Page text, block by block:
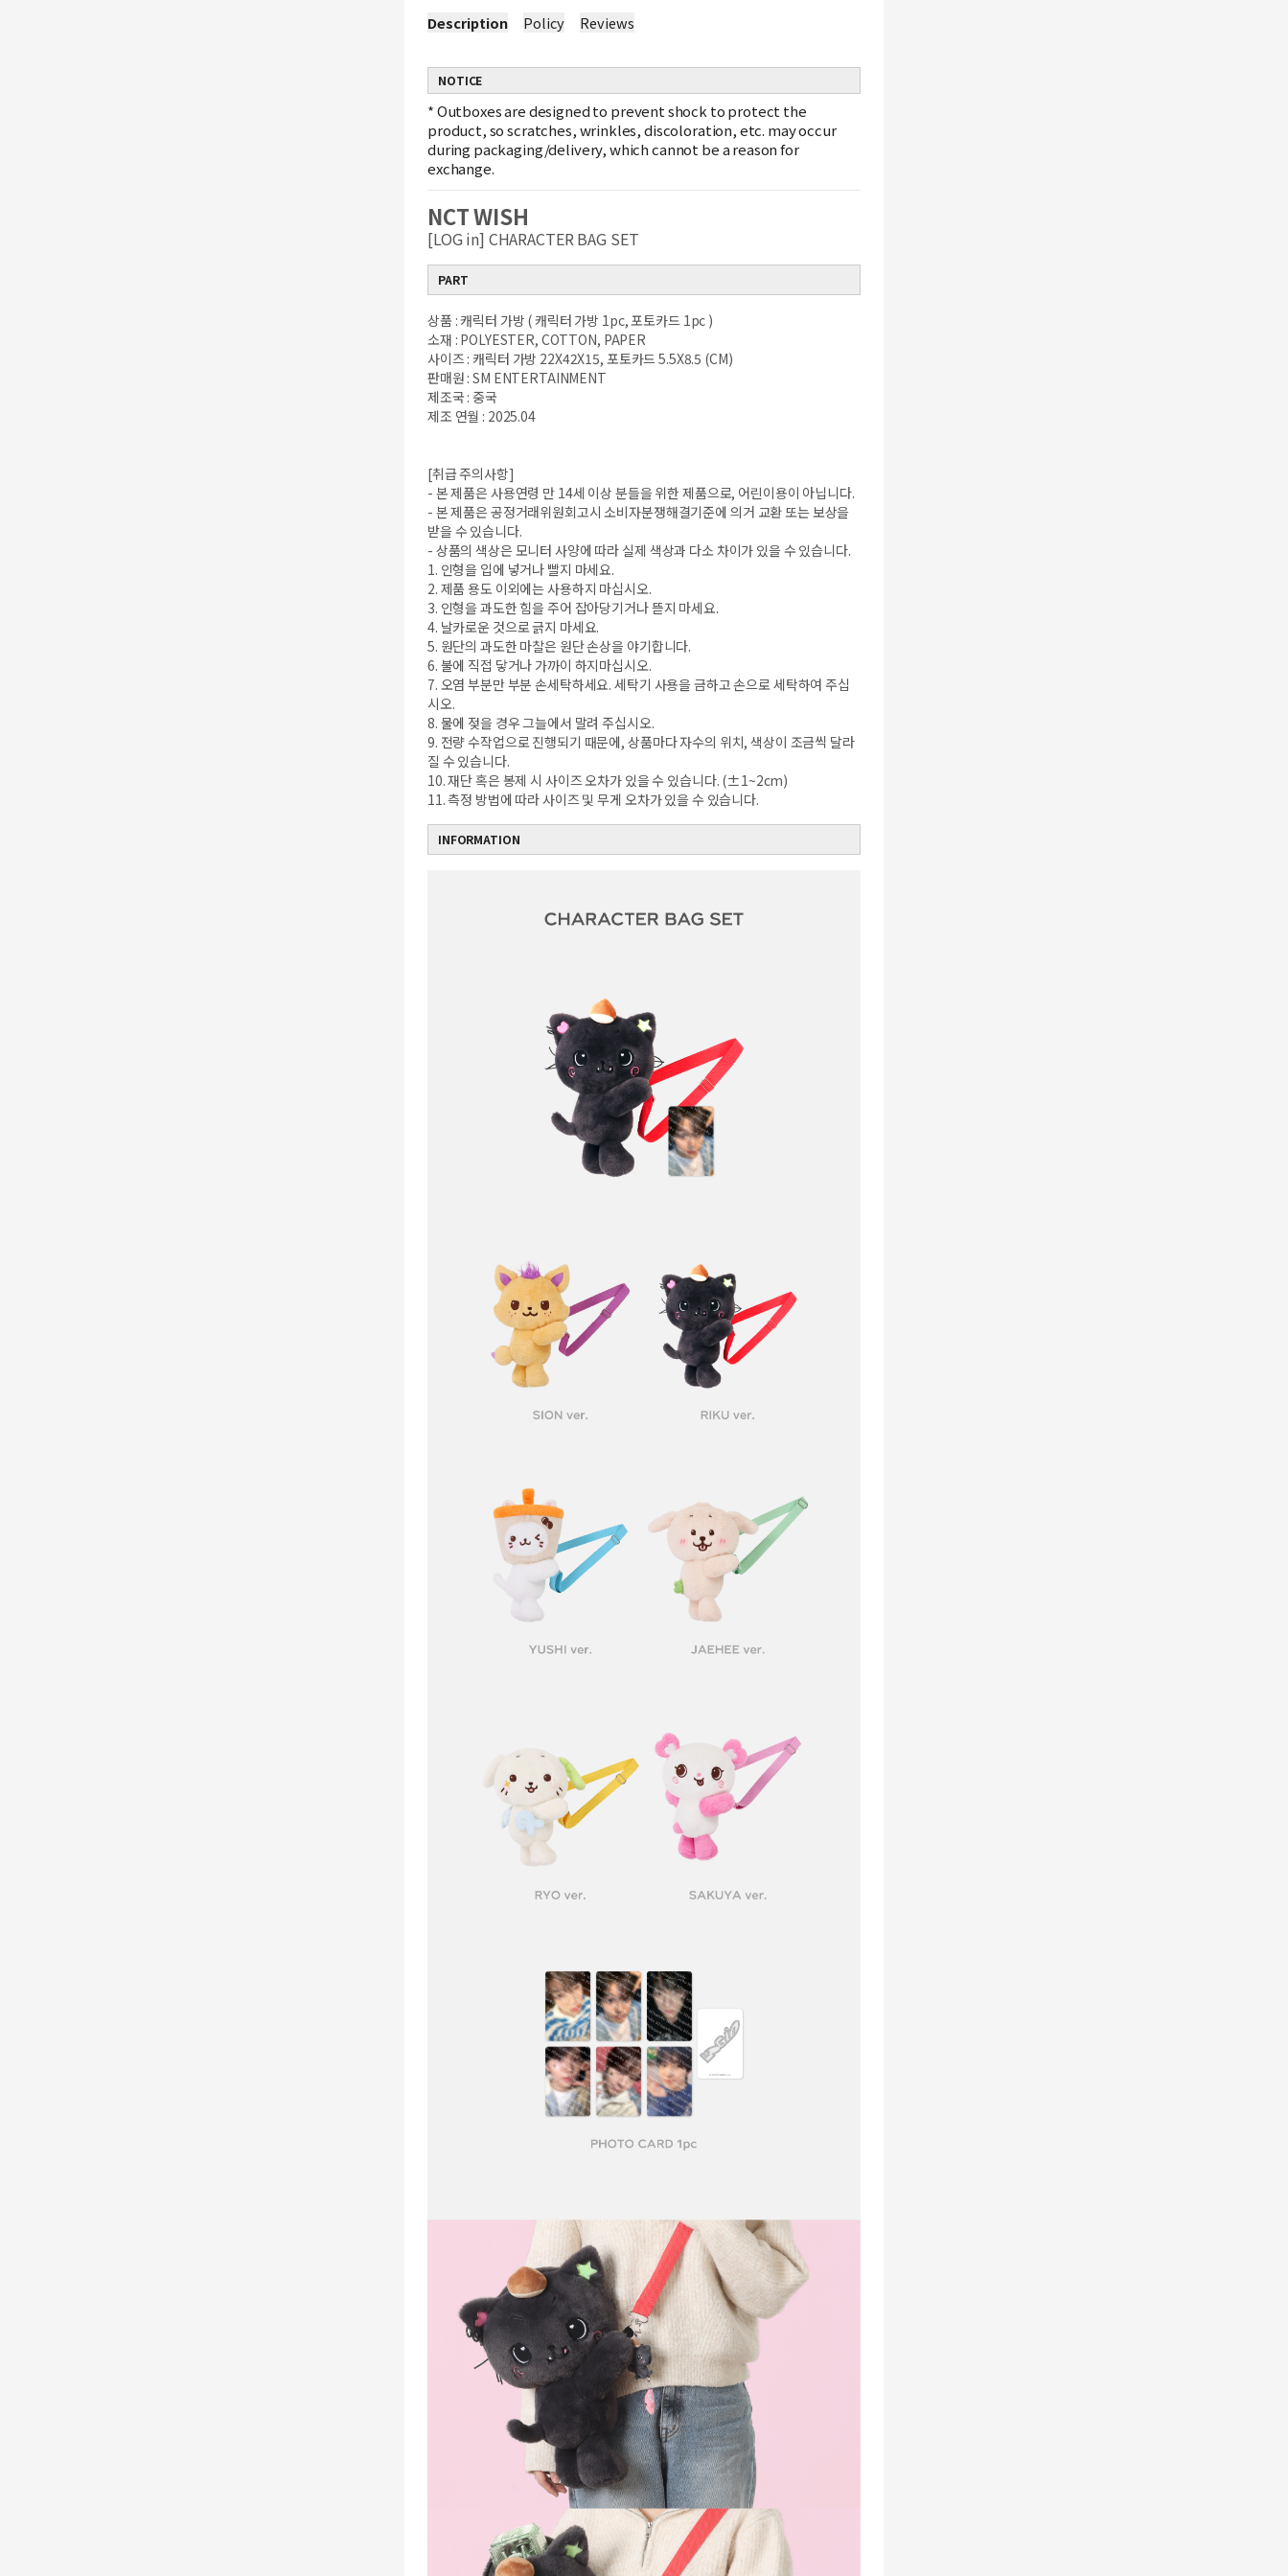
Description Policy Reviews
NOTICE
*Outboxes are designed to prevent shock to protect the
product, so scratches, wrinkles, discoloration, etc. may occur
during packaging/delivery, which cannot be a reason for
exchange.
NCT WISH
[LOG in] CHARACTER BAG SET
PART
상품 : 캐릭터 가방 ( 캐릭터 가방 1pc, 포토카드 1pc )
소재 : POLYESTER, COTTON, PAPER
사이즈 : 캐릭터 가방 22X42X15, 포토카드 5.5X8.5 (CM)
판매원 : SM ENTERTAINMENT
제조국 : 중국
제조 연월 : 2025.04
[취급 주의사항]
- 본 제품은 사용연령 만 14세 이상 분들을 위한 제품으로, 어린이용이 아닙니다.
- 본 제품은 공정거래위원회고시 소비자분쟁해결기준에 의거 교환 또는 보상을
받을 수 있습니다.
- 상품의 색상은 모니터 사양에 따라 실제 색상과 다소 차이가 있을 수 있습니다.
1. 인형을 입에 넣거나 빨지 마세요.
2. 제품 용도 이외에는 사용하지 마십시오.
3. 인형을 과도한 힘을 주어 잡아당기거나 뜯지 마세요.
4. 날카로운 것으로 긁지 마세요.
5. 원단의 과도한 마찰은 원단 손상을 야기합니다.
6. 불에 직접 닿거나 가까이 하지마십시오.
7. 오염 부분만 부분 손세탁하세요. 세탁기 사용을 금하고 손으로 세탁하여 주십
시오.
8. 물에 젖을 경우 그늘에서 말려 주십시오.
9. 전량 수작업으로 진행되기 때문에, 상품마다 자수의 위치, 색상이 조금씩 달라
질 수 있습니다.
10. 재단 혹은 봉제 시 사이즈 오차가 있을 수 있습니다. (±1~2cm)
11. 측정 방법에 따라 사이즈 및 무게 오차가 있을 수 있습니다.
INFORMATION